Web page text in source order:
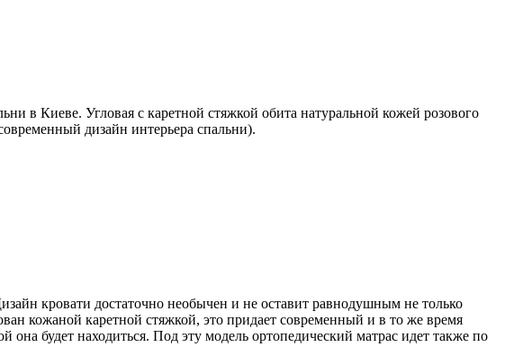
в Киеве. Угловая с каретной стяжкой обита натуральной кожей розового
дизайн интерьера спальни).
кровати достаточно необычен и не оставит равнодушным не только
кожаной каретной стяжкой, это придает современный и в то же время
она будет находиться. Под эту модель ортопедический матрас идет также по